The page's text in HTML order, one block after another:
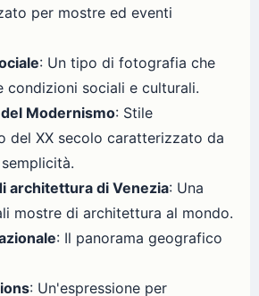
per mostre ed eventi
: Un tipo di fotografia che
condizioni sociali e culturali.
Modernismo: Stile
del XX secolo caratterizzato da
architettura di Venezia: Una
mostre di architettura al mondo.
: Il panorama geografico
: Un'espressione per